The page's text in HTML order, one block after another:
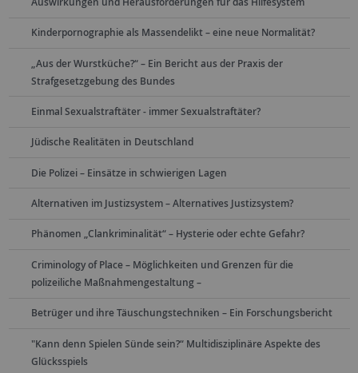
Kinderpornographie als Massendelikt – eine neue Normalität?
„Aus der Wurstküche?“ – Ein Bericht aus der Praxis der
Strafgesetzgebung des Bundes
Einmal Sexualstraftäter - immer Sexualstraftäter?
Jüdische Realitäten in Deutschland
Die Polizei – Einsätze in schwierigen Lagen
Alternativen im Justizsystem – Alternatives Justizsystem?
Phänomen „Clankriminalität“ – Hysterie oder echte Gefahr?
Criminology of Place – Möglichkeiten und Grenzen für die
polizeiliche Maßnahmengestaltung –
Betrüger und ihre Täuschungstechniken – Ein Forschungsbericht
"Kann denn Spielen Sünde sein?“ Multidisziplinäre Aspekte des
Glücksspiels